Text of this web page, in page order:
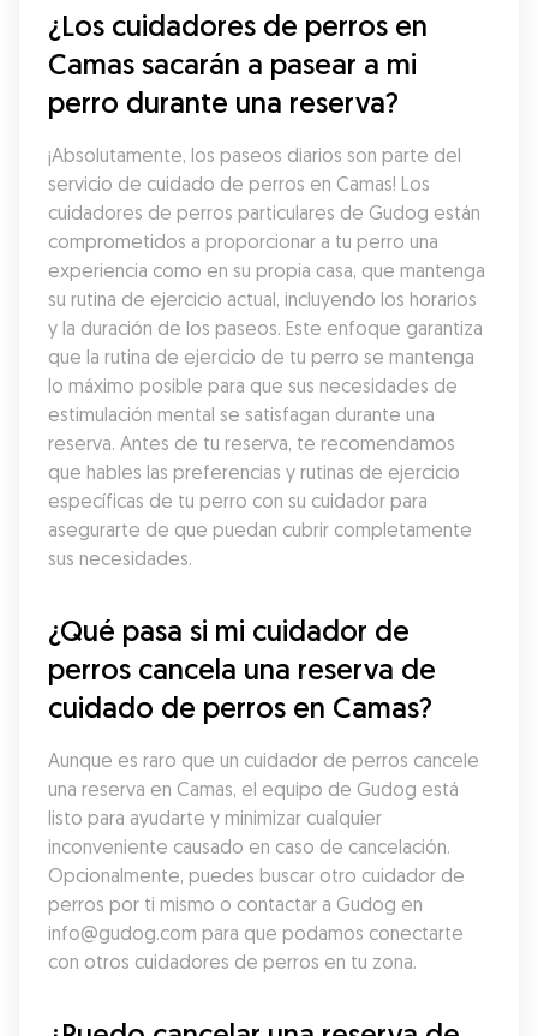
¿Los cuidadores de perros en
Camas sacarán a pasear a mi
perro durante una reserva?
¡Absolutamente, los paseos diarios son parte del
servicio de cuidado de perros en Camas! Los
cuidadores de perros particulares de Gudog están
comprometidos a proporcionar a tu perro una
experiencia como en su propia casa, que mantenga
su rutina de ejercicio actual, incluyendo los horarios
y la duración de los paseos. Este enfoque garantiza
que la rutina de ejercicio de tu perro se mantenga
lo máximo posible para que sus necesidades de
estimulación mental se satisfagan durante una
reserva. Antes de tu reserva, te recomendamos
que hables las preferencias y rutinas de ejercicio
específicas de tu perro con su cuidador para
asegurarte de que puedan cubrir completamente
sus necesidades.
¿Qué pasa si mi cuidador de
perros cancela una reserva de
cuidado de perros en Camas?
Aunque es raro que un cuidador de perros cancele
una reserva en Camas, el equipo de Gudog está
listo para ayudarte y minimizar cualquier
inconveniente causado en caso de cancelación.
Opcionalmente, puedes buscar otro cuidador de
perros por ti mismo o contactar a Gudog en
info@gudog.com para que podamos conectarte
con otros cuidadores de perros en tu zona.